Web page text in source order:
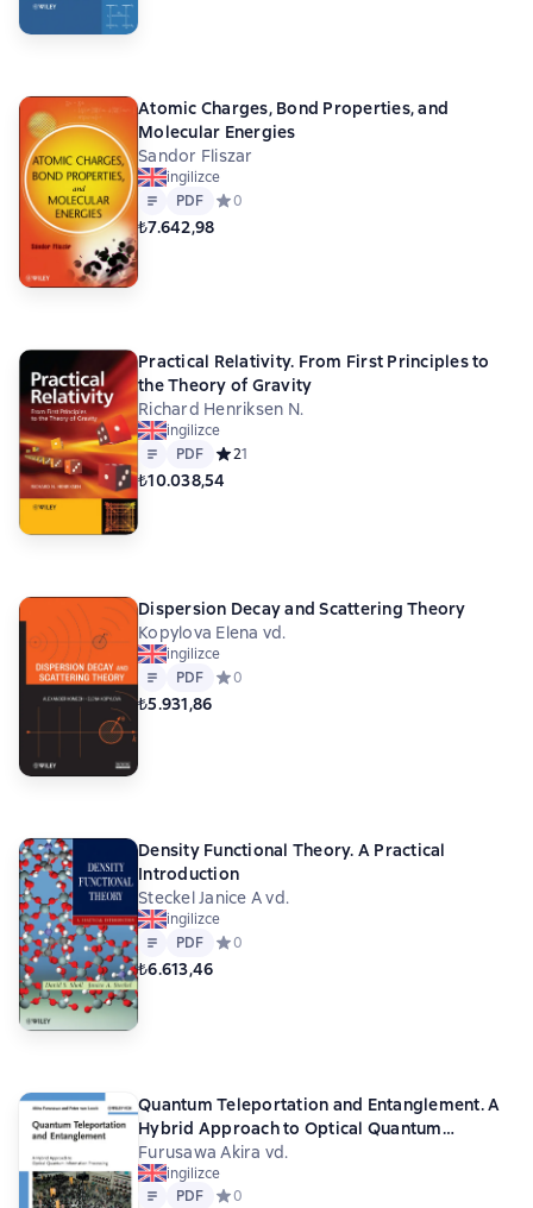
Atomic Charges, Bond Properties, and
Molecular Energies
Sandor Fliszar
ingilizce
Metin
PDF
PDF Средний рейтинг 0 на основе 0 оценок
0
₺7.642,98
Practical Relativity. From First Principles to
the Theory of Gravity
Richard Henriksen N.
ingilizce
Metin
PDF
PDF Средний рейтинг 2 на основе 1 оценок
21
₺10.038,54
Dispersion Decay and Scattering Theory
Kopylova Elena vd.
ingilizce
Metin
PDF
PDF Средний рейтинг 0 на основе 0 оценок
0
₺5.931,86
Density Functional Theory. A Practical
Introduction
Steckel Janice A vd.
ingilizce
Metin
PDF
PDF Средний рейтинг 0 на основе 0 оценок
0
₺6.613,46
Quantum Teleportation and Entanglement. A
Hybrid Approach to Optical Quantum
Information Processing
Furusawa Akira vd.
ingilizce
Metin
PDF
PDF Средний рейтинг 0 на основе 0 оценок
0